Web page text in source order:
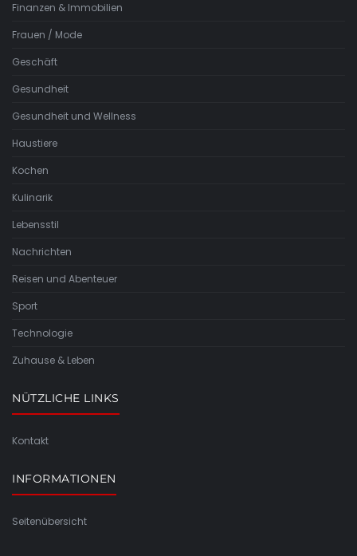
Finanzen & Immobilien
Frauen / Mode
Geschäft
Gesundheit
Gesundheit und Wellness
Haustiere
Kochen
Kulinarik
Lebensstil
Nachrichten
Reisen und Abenteuer
Sport
Technologie
Zuhause & Leben
NÜTZLICHE LINKS
Kontakt
INFORMATIONEN
Seitenübersicht